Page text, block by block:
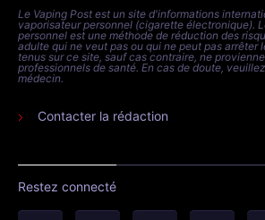
Le Vaping Post est un site d'informations
vaporisateur personnel (cigarette électronique).
personnel est une méthode de réduction des
adulte qui ne veut pas ou qui ne peut pas arrêter
tenus sur ce site, sauf cas contraire, ne
professionnels de santé. En cas de doute,
médecin.
Contacter la rédaction
Restez connecté